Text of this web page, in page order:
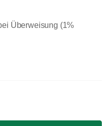
Überweisung (1%